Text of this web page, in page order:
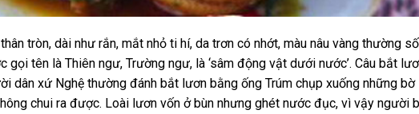
tròn, dài như rắn, mắt nhỏ ti hí, da trơn có nhớt, màu nâu vàng thường
gọi tên là Thiên ngư, Trường ngư, là ‘sâm động vật dưới nước’. Câu bắt
dân xứ Nghệ thường đánh bắt lươn bằng ống Trúm chụp xuống những bờ
chui ra được. Loài lươn vốn ở bùn nhưng ghét nước đục, vì vậy người